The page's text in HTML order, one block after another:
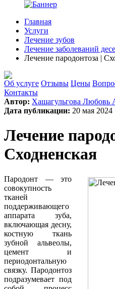
Главная
Услуги
Лечение зубов
Лечение заболеваний
Лечение пародонтоза |
Об услуге Отзывы Цены
Контакты
Автор: Хашагульгова Любовь
Дата публикации: 20 мая 2024
Лечение
Сходненская
Пародонт — это
совокупность
тканей
поддерживающего
аппарата зуба,
включающая десну,
костную ткань
зубной альвеолы,
цемент и
периодонтальную
связку. Пародонтоз
подразумевает под